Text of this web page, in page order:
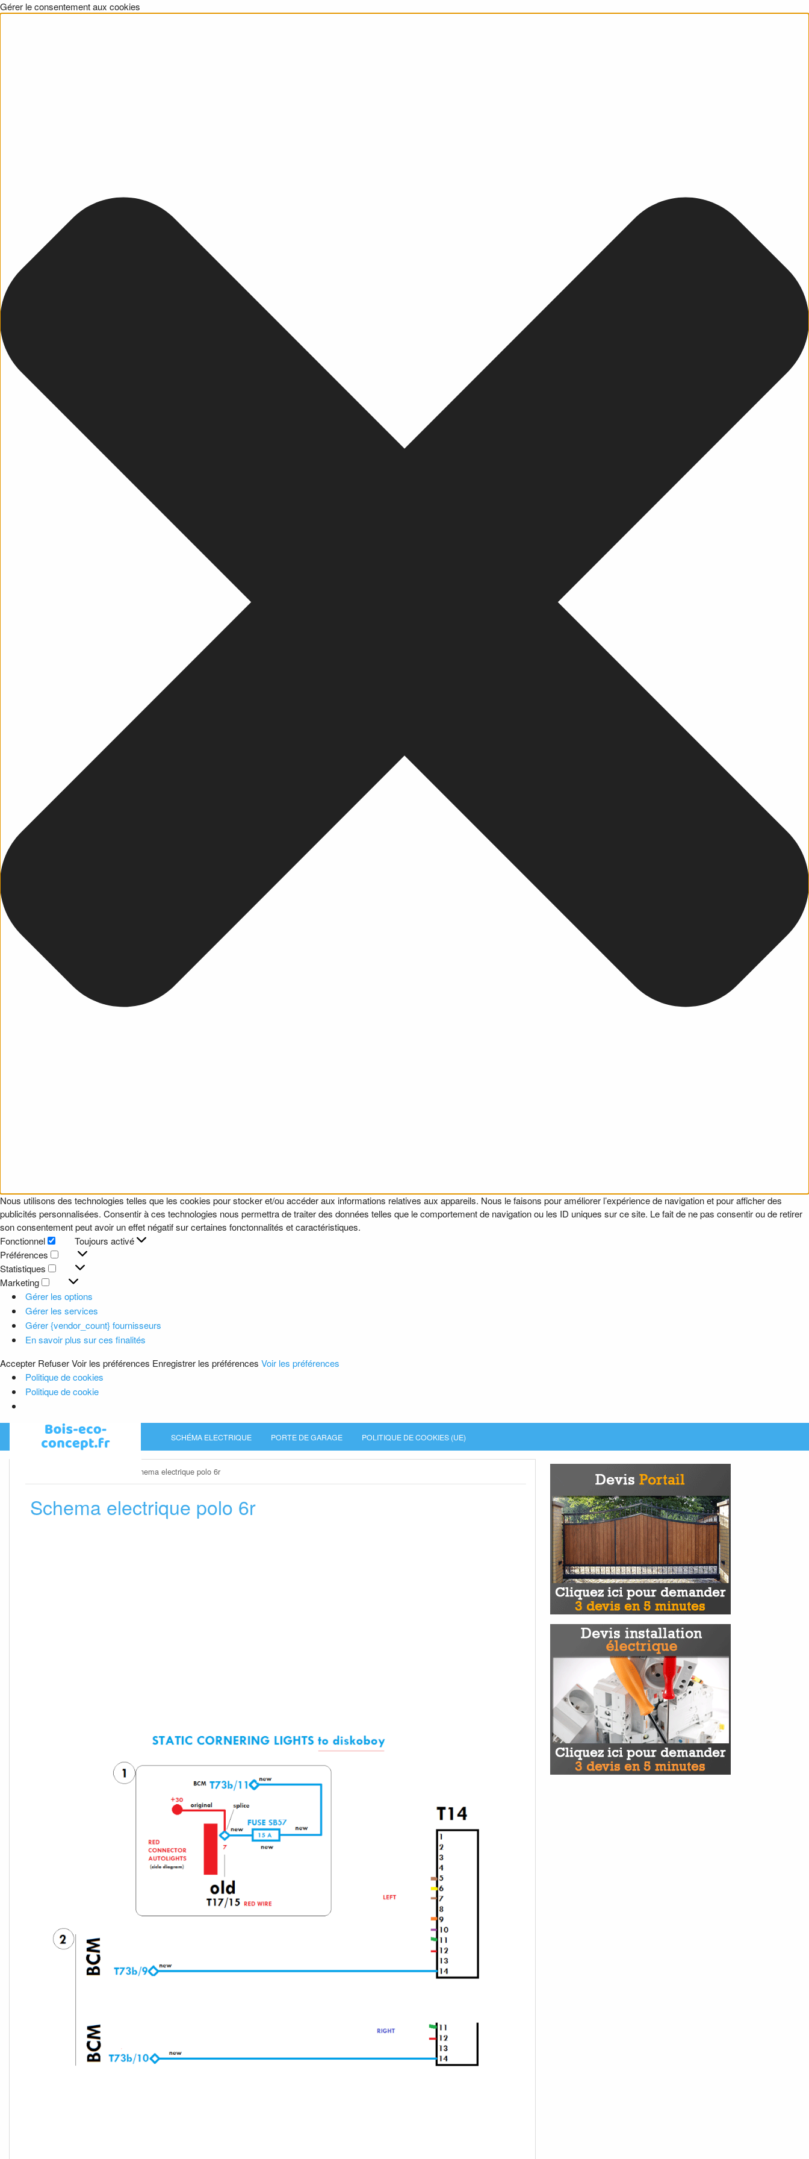
Gérer le consentement aux cookies
Nous utilisons des technologies telles que les cookies pour stocker et/ou accéder aux informations relatives aux appareils. Nous le faisons pour améliorer l’expérience de navigation et pour afficher des
publicités personnalisées. Consentir à ces technologies nous permettra de traiter des données telles que le comportement de navigation ou les ID uniques sur ce site. Le fait de ne pas consentir ou de retirer
son consentement peut avoir un effet négatif sur certaines fonctonnalités et caractéristiques.
Fonctionnel
Fonctionnel
Toujours activé
Préférences
Préférences
Statistiques
Statistiques
Marketing
Marketing
Gérer les options
Gérer les services
Gérer {vendor_count} fournisseurs
En savoir plus sur ces finalités
Accepter RefuserVoir les préférences Enregistrer les préférences Voir les préférences
Politique de cookies
Politique de cookie
SCHÉMA ELECTRIQUE PORTE DE GARAGE POLITIQUE DE COOKIES (UE)
Schema electrique polo 6r
Schema electrique polo 6r